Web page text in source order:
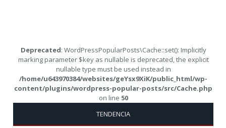
Deprecated: WordPressPopularPosts\Cache::set(): Implicitly
marking parameter $key as nullable is deprecated, the explicit
nullable type must be used instead in
/home/u643970384/websites/geYsx9XiK/public_html/wp-
content/plugins/wordpress-popular-posts/src/Cache.php
on line 50
TENDENCIA